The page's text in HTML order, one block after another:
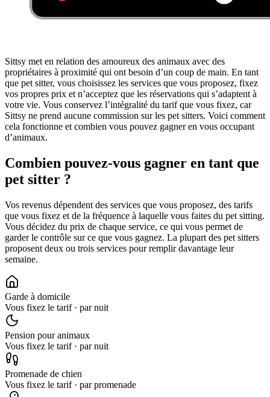
Sittsy met en relation des amoureux des animaux avec des
propriétaires à proximité qui ont besoin d’un coup de main. En tant
que pet sitter, vous choisissez les services que vous proposez, fixez
vos propres prix et n’acceptez que les réservations qui s’adaptent à
votre vie. Vous conservez l’intégralité du tarif que vous fixez, car
Sittsy ne prend aucune commission sur les pet sitters. Voici comment
cela fonctionne et combien vous pouvez gagner en vous occupant
d’animaux.
Combien pouvez-vous gagner en tant que
pet sitter ?
Vos revenus dépendent des services que vous proposez, des tarifs
que vous fixez et de la fréquence à laquelle vous faites du pet sitting.
Vous décidez du prix de chaque service, ce qui vous permet de
garder le contrôle sur ce que vous gagnez. La plupart des pet sitters
proposent deux ou trois services pour remplir davantage leur
semaine.
Garde à domicile
Vous fixez le tarif· par nuit
Pension pour animaux
Vous fixez le tarif· par nuit
Promenade de chien
Vous fixez le tarif· par promenade